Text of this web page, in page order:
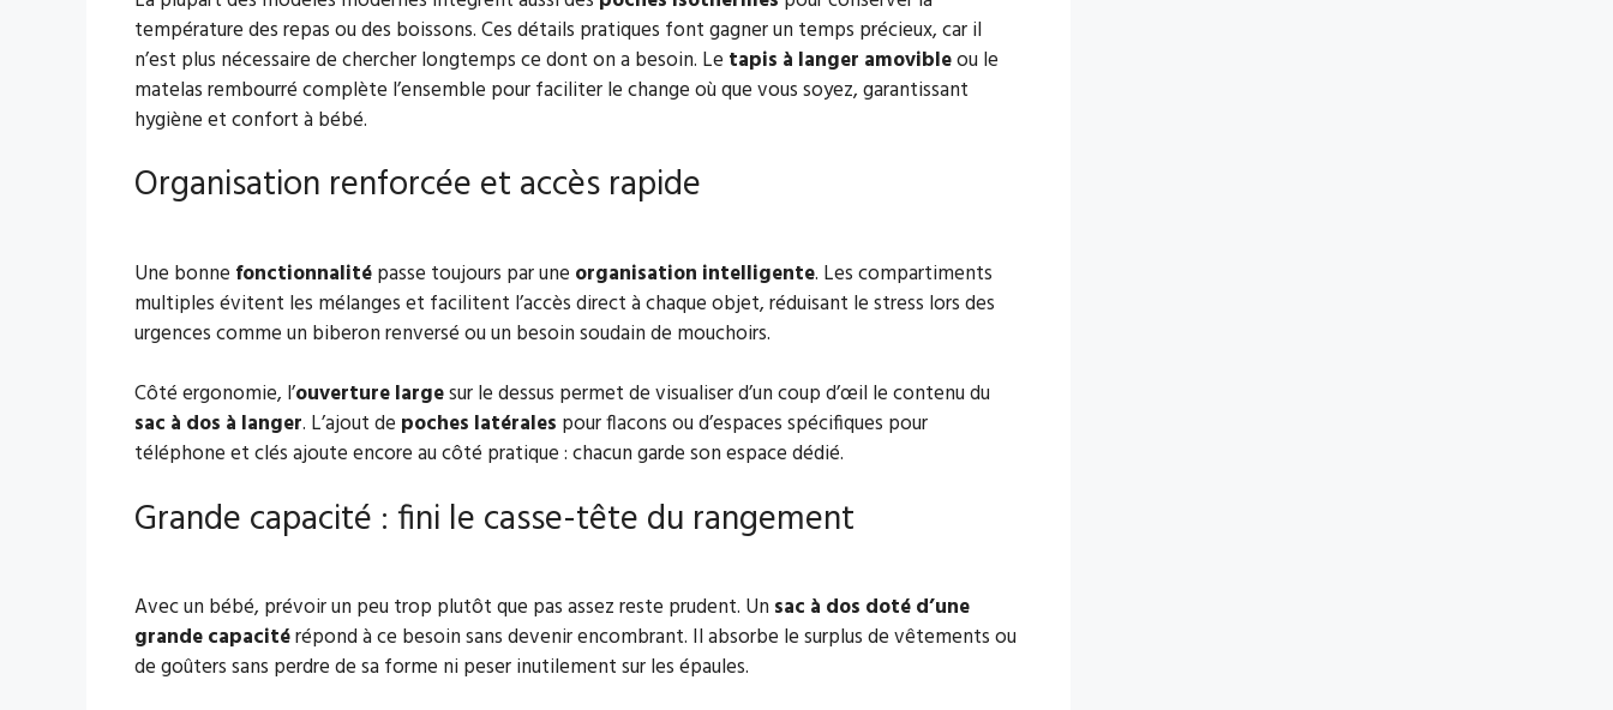
température des repas ou des boissons. Ces détails pratiques font gagner un temps précieux, car il
n’est plus nécessaire de chercher longtemps ce dont on a besoin. Le tapis à langer amovibleou le
matelas rembourré complète l’ensemble pour faciliter le change où que vous soyez, garantissant
hygiène et confort à bébé.
Organisation renforcée et accès rapide
Une bonne fonctionnalitépasse toujours par une organisation intelligente. Les compartiments
multiples évitent les mélanges et facilitent l’accès direct à chaque objet, réduisant le stress lors des
urgences comme un biberon renversé ou un besoin soudain de mouchoirs.
Côté ergonomie, l’ouverture largesur le dessus permet de visualiser d’un coup d’œil le contenu du
sac à dos à langer. L’ajout de poches latérales pour flacons ou d’espaces spécifiques pour
téléphone et clés ajoute encore au côté pratique : chacun garde son espace dédié.
Grande capacité : fini le casse-tête du rangement
Avec un bébé, prévoir un peu trop plutôt que pas assez reste prudent. Un sac à dos doté d’une
grande capacitérépond à ce besoin sans devenir encombrant. Il absorbe le surplus de vêtements ou
de goûters sans perdre de sa forme ni peser inutilement sur les épaules.